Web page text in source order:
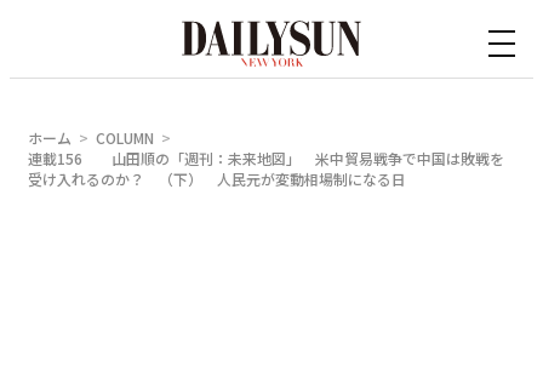
ホーム
COLUMN
連載156 山田順の「週刊：未来地図」 米中貿易戦争で中国は敗戦を
受け入れるのか？ （下） 人民元が変動相場制になる日